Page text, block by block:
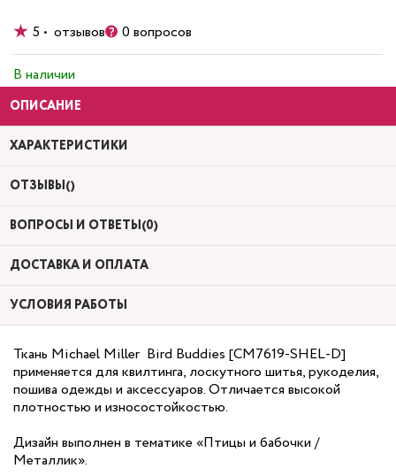
5 • отзывов 0 вопросов
В наличии
ОПИСАНИЕ
ХАРАКТЕРИСТИКИ
ОТЗЫВЫ()
ВОПРОСЫ И ОТВЕТЫ(0)
ДОСТАВКА И ОПЛАТА
УСЛОВИЯ РАБОТЫ
Ткань Michael Miller Bird Buddies [CM7619-SHEL-D]
применяется для квилтинга, лоскутного шитья, рукоделия,
пошива одежды и аксессуаров. Отличается высокой
плотностью и износостойкостью.
Дизайн выполнен в тематике «Птицы и бабочки /
Металлик».